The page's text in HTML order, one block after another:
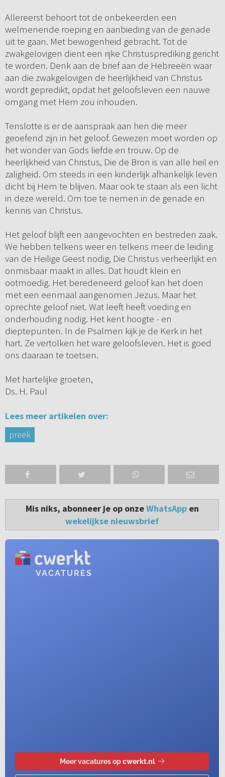
Allereerst behoort tot de onbekeerden een
welmenende roeping en aanbieding van de genade
uit te gaan. Met bewogenheid gebracht. Tot de
zwakgelovigen dient een rijke Christusprediking gericht
te worden. Denk aan de brief aan de Hebreeën waar
aan die zwakgelovigen de heerlijkheid van Christus
wordt gepredikt, opdat het geloofsleven een nauwe
omgang met Hem zou inhouden.
Tenslotte is er de aanspraak aan hen die meer
geoefend zijn in het geloof. Gewezen moet worden op
het wonder van Gods liefde en trouw. Op de
heerlijkheid van Christus, Die de Bron is van alle heil en
zaligheid. Om steeds in een kinderlijk afhankelijk leven
dicht bij Hem te blijven. Maar ook te staan als een licht
in deze wereld. Om toe te nemen in de genade en
kennis van Christus.
Het geloof blijft een aangevochten en bestreden zaak.
We hebben telkens weer en telkens meer de leiding
van de Heilige Geest nodig, Die Christus verheerlijkt en
onmisbaar maakt in alles. Dat houdt klein en
ootmoedig. Het beredeneerd geloof kan het doen
met een eenmaal aangenomen Jezus. Maar het
oprechte geloof niet. Wat leeft heeft voeding en
onderhouding nodig. Het kent hoogte - en
dieptepunten. In de Psalmen kijk je de Kerk in het
hart. Ze vertolken het ware geloofsleven. Het is goed
ons daaraan te toetsen.
Met hartelijke groeten,
Ds. H. Paul
Lees meer artikelen over:
preek
Mis niks, abonneer je op onzeWhatsAppen
wekelijkse nieuwsbrief